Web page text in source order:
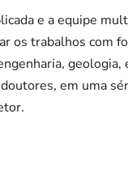
e a equipe
os trabalhos com
em uma